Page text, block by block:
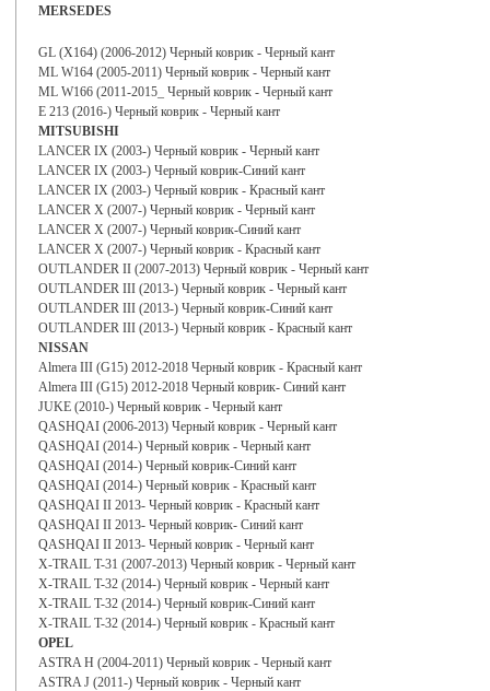
MERSEDES
GL (X164) (2006-2012) Черный коврик - Черный кант
ML W164 (2005-2011) Черный коврик - Черный кант
ML W166 (2011-2015_ Черный коврик - Черный кант
E 213 (2016-) Черный коврик - Черный кант
MITSUBISHI
LANCER IX (2003-) Черный коврик - Черный кант
LANCER IX (2003-) Черный коврик-Синий кант
LANCER IX (2003-) Черный коврик - Красный кант
LANCER X (2007-) Черный коврик - Черный кант
LANCER X (2007-) Черный коврик-Синий кант
LANCER X (2007-) Черный коврик - Красный кант
OUTLANDER II (2007-2013) Черный коврик - Черный кант
OUTLANDER III (2013-) Черный коврик - Черный кант
OUTLANDER III (2013-) Черный коврик-Синий кант
OUTLANDER III (2013-) Черный коврик - Красный кант
NISSAN
Almera III (G15) 2012-2018 Черный коврик - Красный кант
Almera III (G15) 2012-2018 Черный коврик- Синий кант
JUKE (2010-) Черный коврик - Черный кант
QASHQAI (2006-2013) Черный коврик - Черный кант
QASHQAI (2014-) Черный коврик - Черный кант
QASHQAI (2014-) Черный коврик-Синий кант
QASHQAI (2014-) Черный коврик - Красный кант
QASHQAI II 2013- Черный коврик - Красный кант
QASHQAI II 2013- Черный коврик- Синий кант
QASHQAI II 2013- Черный коврик - Черный кант
X-TRAIL T-31 (2007-2013) Черный коврик - Черный кант
X-TRAIL T-32 (2014-) Черный коврик - Черный кант
X-TRAIL T-32 (2014-) Черный коврик-Синий кант
X-TRAIL T-32 (2014-) Черный коврик - Красный кант
OPEL
ASTRA H (2004-2011) Черный коврик - Черный кант
ASTRA J (2011-) Черный коврик - Черный кант